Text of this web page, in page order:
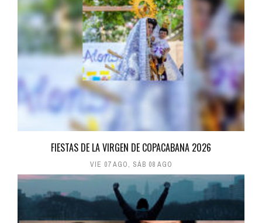
FIESTAS DE LA VIRGEN DE COPACABANA 2026
VIE 07 AGO, SÁB 08 AGO